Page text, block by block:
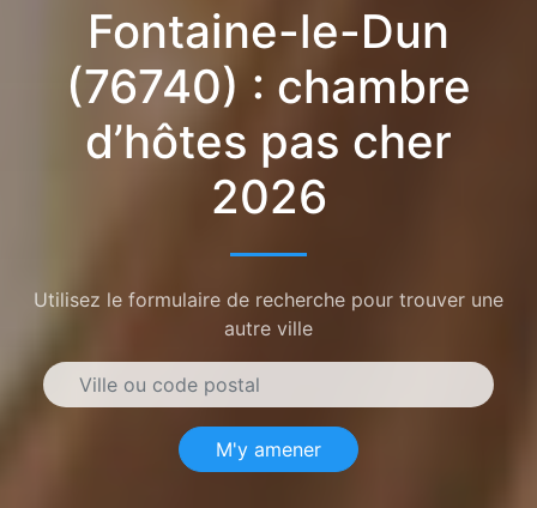
Fontaine-le-Dun
(76740) : chambre
d’hôtes pas cher
2026
Utilisez le formulaire de recherche pour trouver une
autre ville
M'y amener